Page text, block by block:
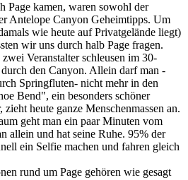
Page kamen, waren sowohl der
Antelope Canyon Geheimtipps. Um
wie heute auf Privatgelände liegt)
wir uns durch halb Page fragen.
Veranstalter schleusen im 30-
den Canyon. Allein darf man -
Springfluten- nicht mehr in den
Bend", ein besonders schöner
heute ganze Menschenmassen an.
geht man ein paar Minuten vom
allein und hat seine Ruhe. 95% der
ein Selfie machen und fahren gleich
rund um Page gehören wie gesagt